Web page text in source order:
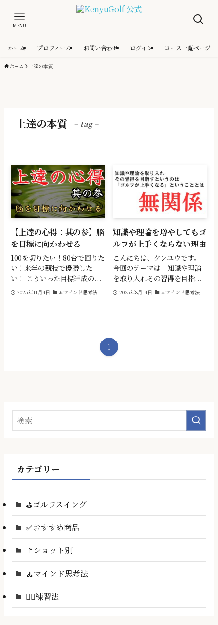
MENU
ホーム プロフィール お問い合わせ ログイン コース一覧ページ
ホーム 上達の本質
上達の本質 – tag –
【上達の心得：其の参】脳
を目標に向かわせる
100を切りたい！80台で回りた
い！来年の競技で優勝した
い！ こういった⽬標達成の...
2025年11月4日 🧘マインド思考法
知識や理論を増やしてもゴ
ルフが上手くならない理由
こんにちは、ケンユウです。
今回のテーマは「知識や理論
を取り入れその習得を目指...
2025年8月14日 🧘マインド思考法
1
カテゴリー
⛳ゴルフスイング
✅おすすめ商品
🚩ショット別
🧘マインド思考法
🏌️‍♂️練習法